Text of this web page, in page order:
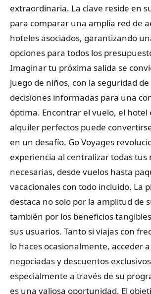
extraordinaria. La clave reside en
para comparar una amplia red de
hoteles asociados, garantizando
opciones para todos los
Imaginar tu próxima salida se
juego de niños, con la seguridad
decisiones informadas para una
óptima. Encontrar el vuelo, el hotel
alquiler perfectos puede
en un desafío. Go Voyages
experiencia al centralizar todas tus
necesarias, desde vuelos hasta
vacacionales con todo incluido. La
destaca no solo por la amplitud de
también por los beneficios
sus usuarios. Tanto si viajas con
lo haces ocasionalmente, acceder
negociadas y descuentos
especialmente a través de su
es una valiosa oportunidad. El